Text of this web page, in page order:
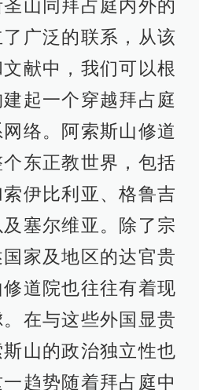
山同拜占庭内外的
广泛的联系，从该
献中，我们可以根
起一个穿越拜占庭
络。阿索斯山修道
东正教世界，包括
伊比利亚、格鲁吉
塞尔维亚。除了宗
家及地区的达官贵
道院也往往有着现
在与这些外国显贵
山的政治独立性也
趋势随着拜占庭中